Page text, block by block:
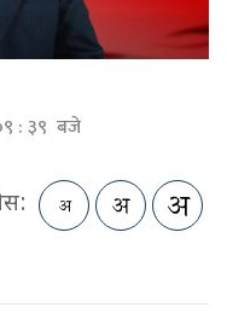
: ३९ बजे